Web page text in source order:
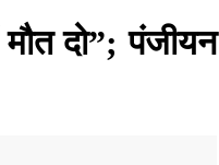
मौत दो”; पंजीयन